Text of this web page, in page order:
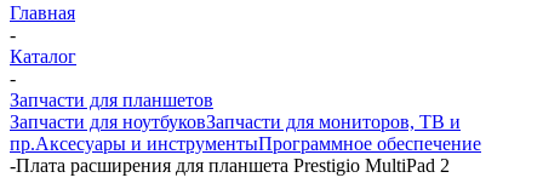
Главная
-
Каталог
-
Запчасти для планшетов
Запчасти для ноутбуковЗапчасти для мониторов, ТВ и
пр.Аксесуары и инструментыПрограммное обеспечение
-Плата расширения для планшета Prestigio MultiPad 2